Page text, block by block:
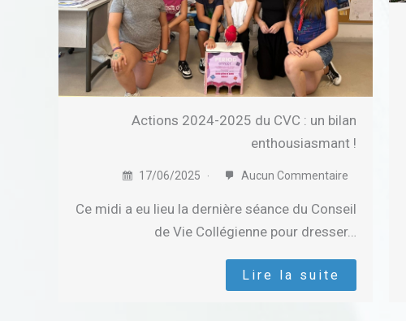
Actions 2024-2025 du CVC : un bilan
enthousiasmant !
17/06/2025 Aucun Commentaire
Ce midi a eu lieu la dernière séance du Conseil
de Vie Collégienne pour dresser…
Lire la suite